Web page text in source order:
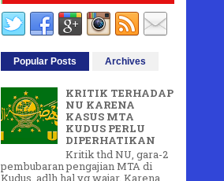
Popular Posts Archives
KRITIK TERHADAP
NU KARENA
KASUS MTA
KUDUS PERLU
DIPERHATIKAN
Kritik thd NU, gara-2
pembubaran pengajian MTA di
Kudus, adlh hal yg wajar. Karena